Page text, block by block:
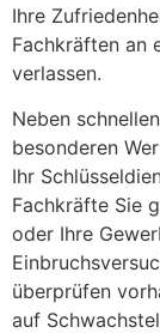
Ihre
Fachkräften an
verlassen.
Neben
besonderen
Ihr
Fachkräfte Sie
oder Ihre
überprüfen
auf